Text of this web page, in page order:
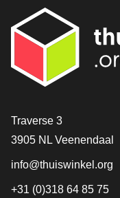
[_General:Contact]
Traverse 3
3905 NL Veenendaal
info@thuiswinkel.org
+31 (0)318 64 85 75